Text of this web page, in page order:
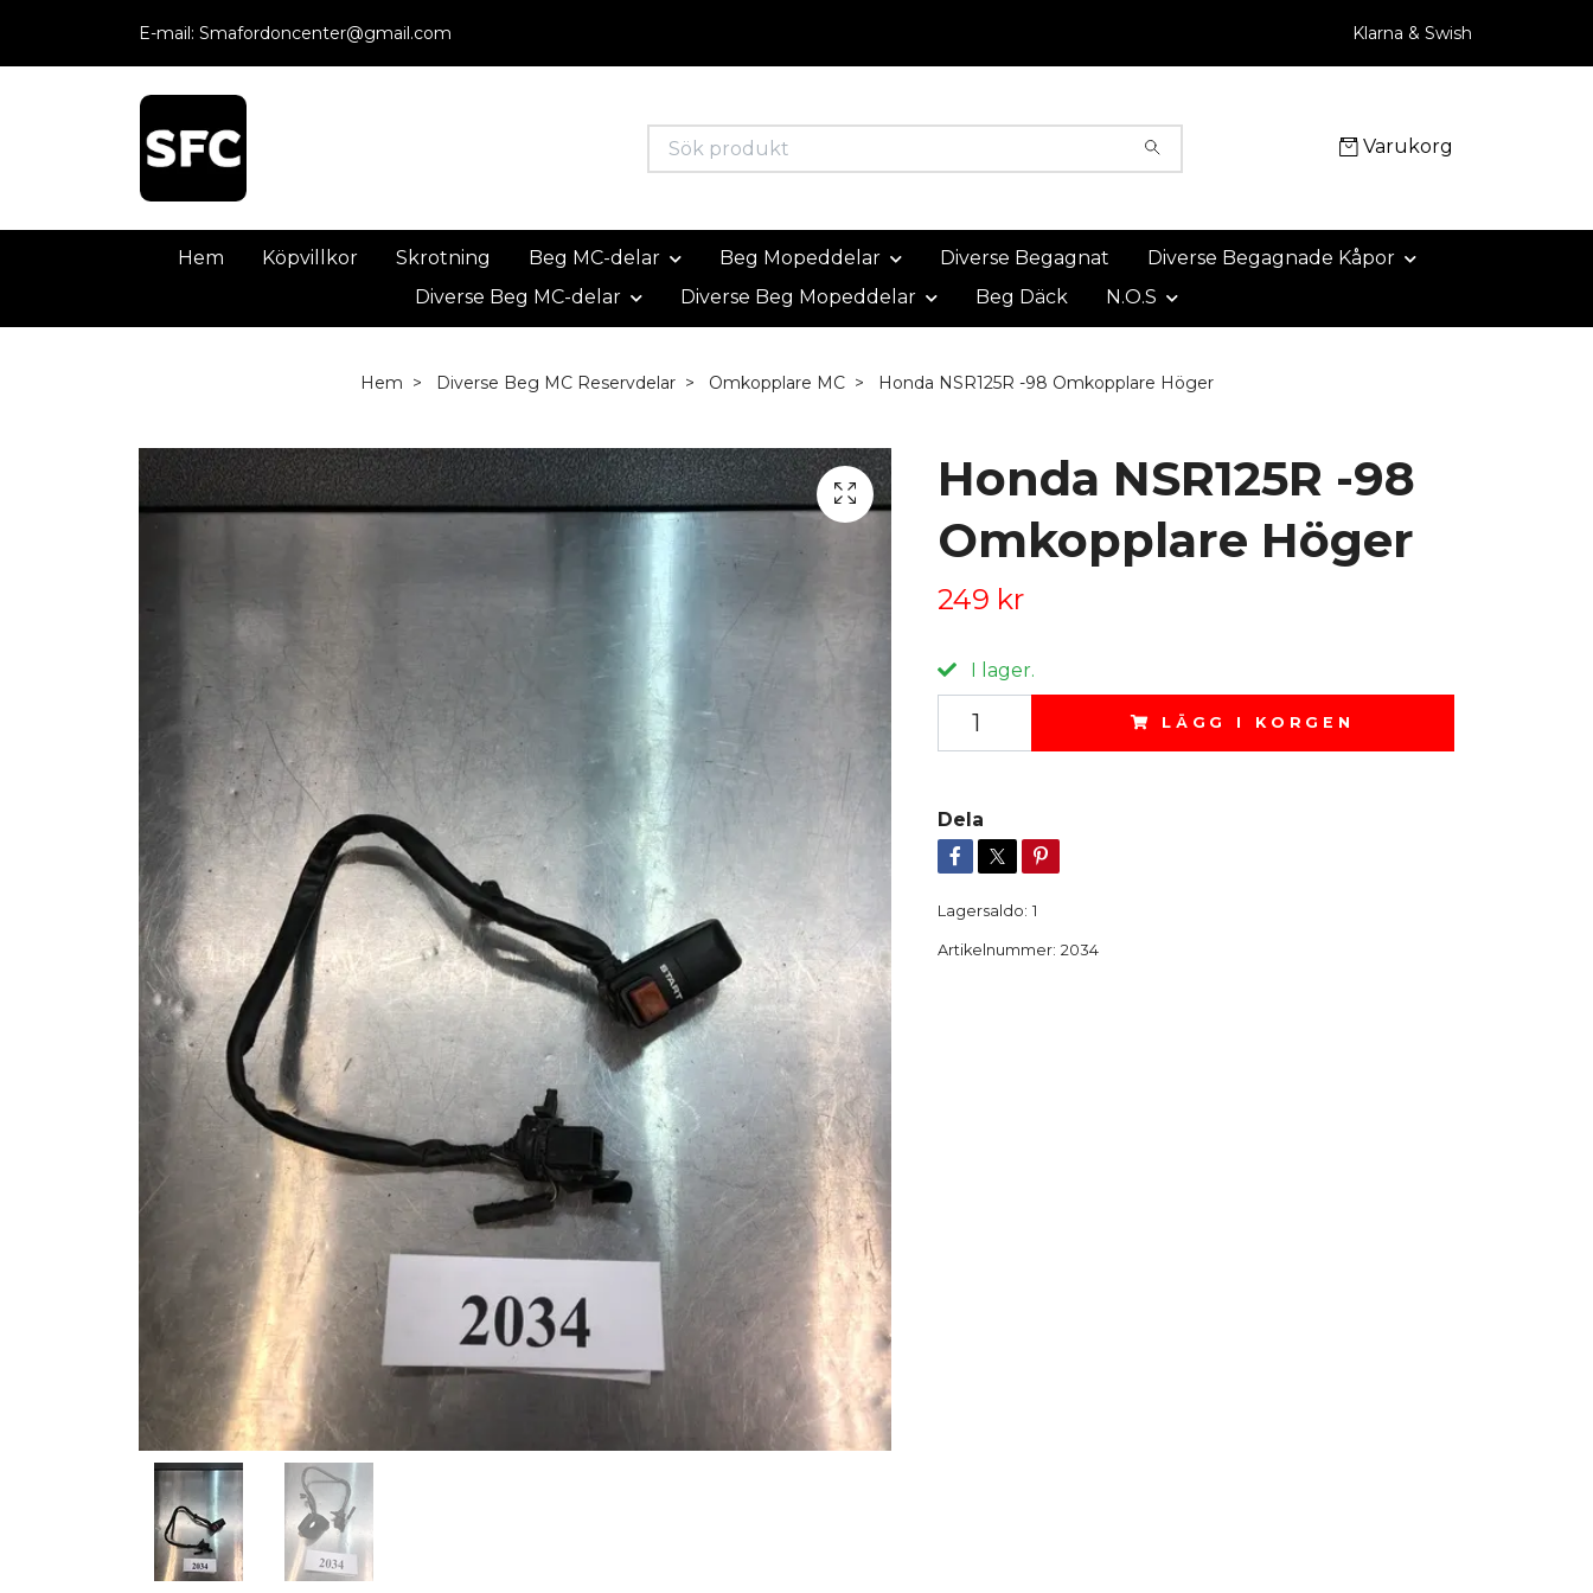
E-mail: Smafordoncenter@gmail.com Klarna & Swish
Varukorg
Hem Köpvillkor Skrotning Beg MC-delar Beg Mopeddelar Diverse Begagnat
Diverse Begagnade Kåpor
Diverse Beg MC-delar
Diverse Beg Mopeddelar Beg Däck N.O.S
Hem Diverse Beg MC Reservdelar Omkopplare MC Honda NSR125R -98 Omkopplare Höger
Honda NSR125R -98
Omkopplare Höger
249 kr
I lager.
LÄGG I KORGEN
Dela
Lagersaldo: 1
Artikelnummer: 2034